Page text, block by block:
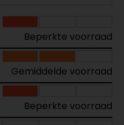
Beperkte voorraad
Gemiddelde voorraad
Beperkte voorraad